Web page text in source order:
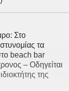
Στο
τα
beach bar
– Οδηγείται
της